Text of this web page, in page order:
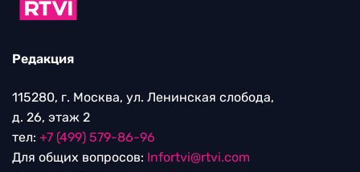
Редакция
115280, г. Москва, ул. Ленинская слобода,
д. 26, этаж 2
тел: +7 (499) 579-86-96
Для общих вопросов: Infortvi@rtvi.com